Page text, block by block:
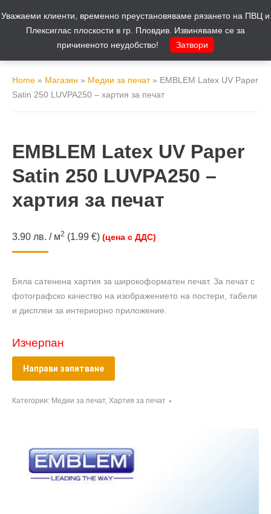
Home » Магазин » Медии за печат» EMBLEM Latex UV Paper
Satin 250 LUVPA250 – хартия за печат
EMBLEM Latex UV Paper
Satin 250 LUVPA250 –
хартия за печат
3.90 лв. / м2 (1.99 €) (цена с ДДС)
Бяла сатенена хартия за широкоформатен печат. За печат с
фотографско качество на изображението на постери, табели
и дисплеи за интериорно приложение.
Изчерпан
Направи запитване
Категории: Медии за печат, Хартия за печат
Уважаеми клиенти, временно преустановяваме рязането на ПВЦ и
Плексиглас плоскости в гр. Пловдив. Извиняваме се за
причиненото неудобство!
Затвори